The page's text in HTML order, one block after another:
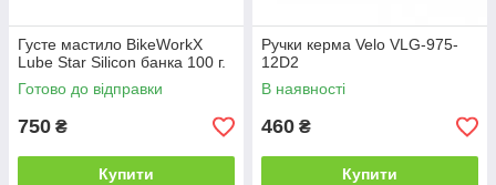
Густе мастило BikeWorkX
Lube Star Silicon банка 100 г.
Готово до відправки
750 ₴
Купити
Ручки керма Velo VLG-975-
12D2
В наявності
460 ₴
Купити